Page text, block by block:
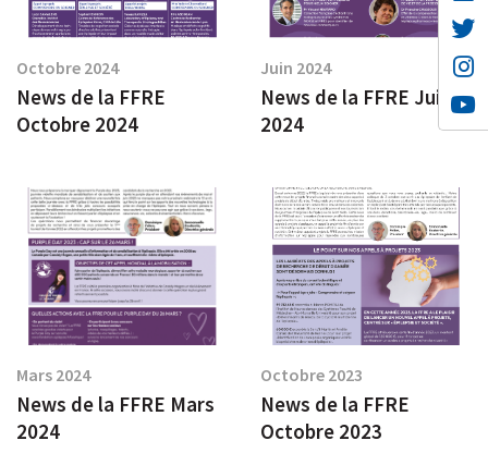
Octobre 2024
News de la FFRE
Octobre 2024
Juin 2024
News de la FFRE Juin
2024
Mars 2024
News de la FFRE Mars
2024
Octobre 2023
News de la FFRE
Octobre 2023